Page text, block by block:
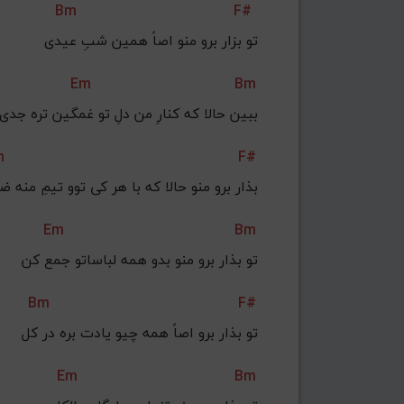
Bm
F#
تو بزار برو منو اصاً همین شبِ عیدی
Em
Bm
ببین حالا که کنارِ من دلِ تو غمگین تره جدی
F#
بذار برو منو حالا که با هر کی توو تیمِ منه
Em
Bm
تو بذار برو منو بدو همه لباساتو جمع کن
Bm
F#
تو بذار برو اصاً همه چیو یادت بره در کل
Em
Bm